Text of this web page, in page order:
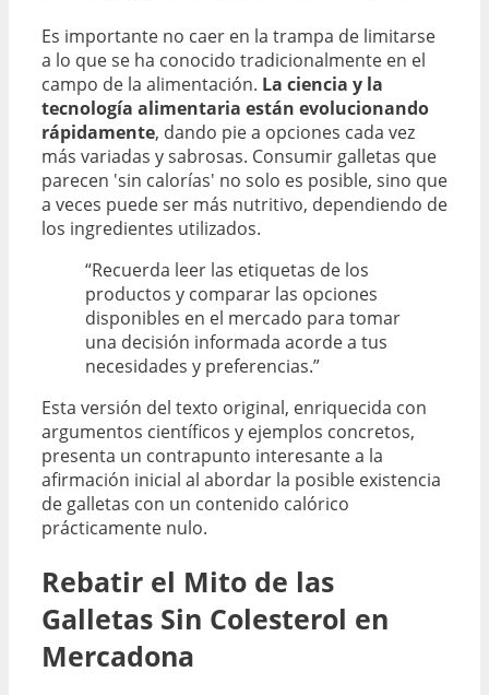
Es importante no caer en la trampa de limitarse
a lo que se ha conocido tradicionalmente en el
campo de la alimentación. La ciencia y la
tecnología alimentaria están evolucionando
rápidamente, dando pie a opciones cada vez
más variadas y sabrosas. Consumir galletas que
parecen 'sin calorías' no solo es posible, sino que
a veces puede ser más nutritivo, dependiendo de
los ingredientes utilizados.
“Recuerda leer las etiquetas de los
productos y comparar las opciones
disponibles en el mercado para tomar
una decisión informada acorde a tus
necesidades y preferencias.”
Esta versión del texto original, enriquecida con
argumentos científicos y ejemplos concretos,
presenta un contrapunto interesante a la
afirmación inicial al abordar la posible existencia
de galletas con un contenido calórico
prácticamente nulo.
Rebatir el Mito de las
Galletas Sin Colesterol en
Mercadona